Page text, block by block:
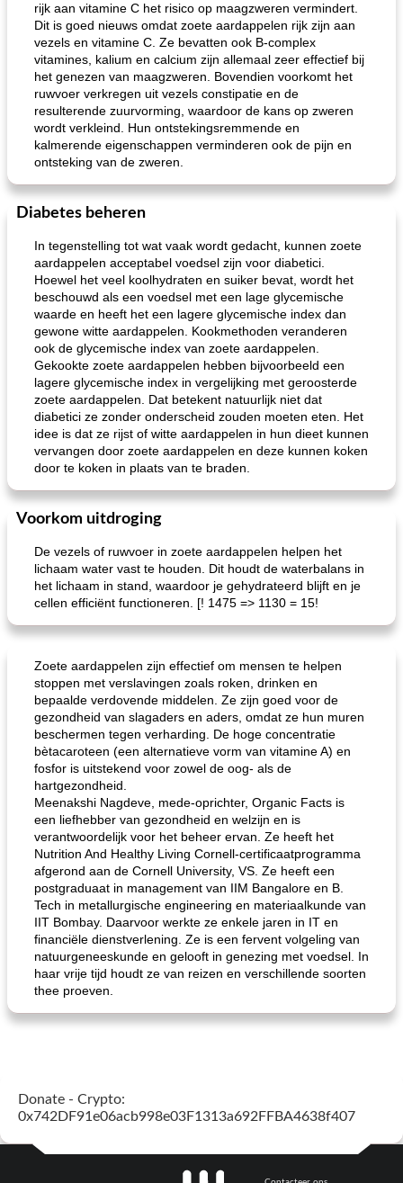
rijk aan vitamine C het risico op maagzweren vermindert.
Dit is goed nieuws omdat zoete aardappelen rijk zijn aan
vezels en vitamine C. Ze bevatten ook B-complex
vitamines, kalium en calcium zijn allemaal zeer effectief bij
het genezen van maagzweren. Bovendien voorkomt het
ruwvoer verkregen uit vezels constipatie en de
resulterende zuurvorming, waardoor de kans op zweren
wordt verkleind. Hun ontstekingsremmende en
kalmerende eigenschappen verminderen ook de pijn en
ontsteking van de zweren.
Diabetes beheren
In tegenstelling tot wat vaak wordt gedacht, kunnen zoete
aardappelen acceptabel voedsel zijn voor diabetici.
Hoewel het veel koolhydraten en suiker bevat, wordt het
beschouwd als een voedsel met een lage glycemische
waarde en heeft het een lagere glycemische index dan
gewone witte aardappelen. Kookmethoden veranderen
ook de glycemische index van zoete aardappelen.
Gekookte zoete aardappelen hebben bijvoorbeeld een
lagere glycemische index in vergelijking met geroosterde
zoete aardappelen. Dat betekent natuurlijk niet dat
diabetici ze zonder onderscheid zouden moeten eten. Het
idee is dat ze rijst of witte aardappelen in hun dieet kunnen
vervangen door zoete aardappelen en deze kunnen koken
door te koken in plaats van te braden.
Voorkom uitdroging
De vezels of ruwvoer in zoete aardappelen helpen het
lichaam water vast te houden. Dit houdt de waterbalans in
het lichaam in stand, waardoor je gehydrateerd blijft en je
cellen efficiënt functioneren. [! 1475 => 1130 = 15!
Zoete aardappelen zijn effectief om mensen te helpen
stoppen met verslavingen zoals roken, drinken en
bepaalde verdovende middelen. Ze zijn goed voor de
gezondheid van slagaders en aders, omdat ze hun muren
beschermen tegen verharding. De hoge concentratie
bètacaroteen (een alternatieve vorm van vitamine A) en
fosfor is uitstekend voor zowel de oog- als de
hartgezondheid.
Meenakshi Nagdeve, mede-oprichter, Organic Facts is
een liefhebber van gezondheid en welzijn en is
verantwoordelijk voor het beheer ervan. Ze heeft het
Nutrition And Healthy Living Cornell-certificaatprogramma
afgerond aan de Cornell University, VS. Ze heeft een
postgraduaat in management van IIM Bangalore en B.
Tech in metallurgische engineering en materiaalkunde van
IIT Bombay. Daarvoor werkte ze enkele jaren in IT en
financiële dienstverlening. Ze is een fervent volgeling van
natuurgeneeskunde en gelooft in genezing met voedsel. In
haar vrije tijd houdt ze van reizen en verschillende soorten
thee proeven.
Donate - Crypto:
0x742DF91e06acb998e03F1313a692FFBA4638f407